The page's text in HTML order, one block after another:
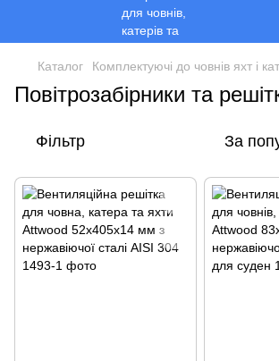
Каталог Комплектуючі до човнів яхт і
Повітрозабірники та
Фільтр За